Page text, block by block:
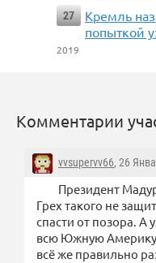
27
Кремль
попыткой
2019
Комментарии
vvsupervv66, 26
Президент
Грех такого не
спасти от позора. А
всю Южную Америку,
всё же правильно